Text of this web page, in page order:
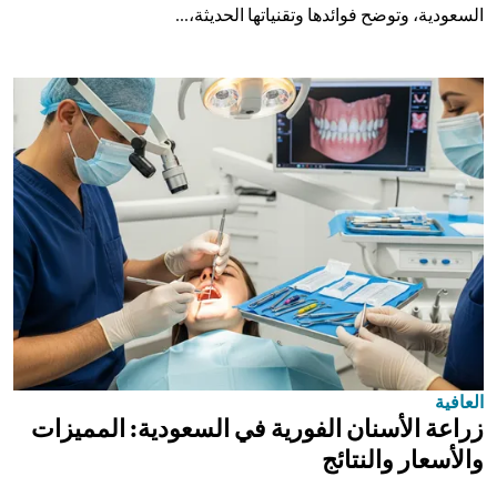
السعودية، وتوضح فوائدها وتقنياتها الحديثة،...
العافية
زراعة الأسنان الفورية في السعودية: المميزات
والأسعار والنتائج